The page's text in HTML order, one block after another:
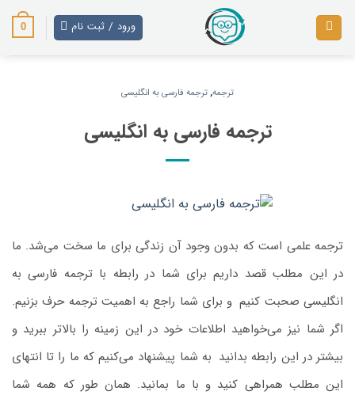
ورود / ثبت نام 0
ترجمه,ترجمه فارسی به انگلیسی
ترجمه فارسی به انگلیسی
ترجمه علمی است که بدون وجود آن زندگی برای ما سخت می‌شد. ما
در این مطلب قصد داریم برای شما در رابطه با ترجمه فارسی به
انگلیسی صحبت کنیم. و برای شما راجع ‌به اهمیت ترجمه حرف بزنیم.
اگر شما نیز می‌خواهید اطلاعات خود در این زمینه را بالاتر ببرید و
بیشتر در این‌ رابطه بدانید به شما پیشنهاد می‌کنیم که ما را تا انتهای
این مطلب همراهی کنید و با ما بمانید. همان‌ طور که همه شما